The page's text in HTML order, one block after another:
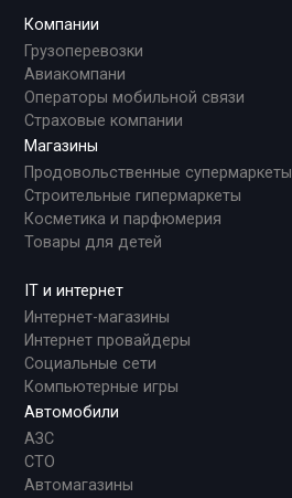
Компании
Грузоперевозки
Авиакомпани
Операторы мобильной связи
Страховые компании
Магазины
Продовольственные супермаркеты
Строительные гипермаркеты
Косметика и парфюмерия
Товары для детей
IT и интернет
Интернет-магазины
Интернет провайдеры
Социальные сети
Компьютерные игры
Автомобили
АЗС
СТО
Автомагазины